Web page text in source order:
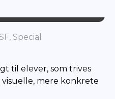
Special
til elever, som trives
mere konkrete